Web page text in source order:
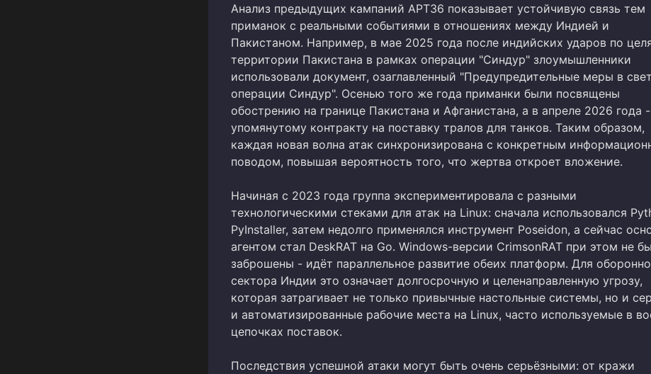
Анализ предыдущих кампаний APT36 показывает устойчивую связь тем
приманок с реальными событиями в отношениях между Индией и
Пакистаном. Например, в мае 2025 года после индийских ударов по
территории Пакистана в рамках операции "Синдур" злоумышленники
использовали документ, озаглавленный "Предупредительные меры в
операции Синдур". Осенью того же года приманки были посвящены
обострению на границе Пакистана и Афганистана, а в апреле 2026 года
упомянутому контракту на поставку тралов для танков. Таким образом,
каждая новая волна атак синхронизирована с конкретным
поводом, повышая вероятность того, что жертва откроет вложение.
Начиная с 2023 года группа экспериментировала с разными
технологическими стеками для атак на Linux: сначала использовался
PyInstaller, затем недолго применялся инструмент Poseidon, а сейчас
агентом стал DeskRAT на Go. Windows-версии CrimsonRAT при этом не
заброшены - идёт параллельное развитие обеих платформ. Для
сектора Индии это означает долгосрочную и целенаправленную угрозу,
которая затрагивает не только привычные настольные системы, но и
и автоматизированные рабочие места на Linux, часто используемые в
цепочках поставок.
Последствия успешной атаки могут быть очень серьёзными: от кражи